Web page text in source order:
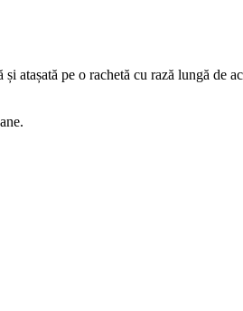
atașată pe o rachetă cu rază lungă de